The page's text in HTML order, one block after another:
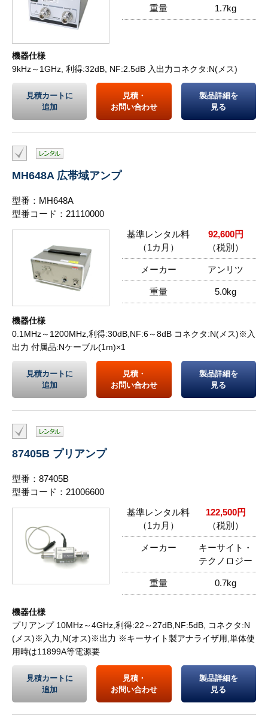
重量 1.7kg
機器仕様
9kHz～1GHz, 利得:32dB, NF:2.5dB 入出力コネクタ:N(メス)
見積カートに
追加
見積・
お問い合わせ
製品詳細を
見る
MH648A 広帯域アンプ
型番：MH648A
型番コード：21110000
基準レンタル料
（1カ月）
92,600円
（税別）
メーカー アンリツ
重量 5.0kg
機器仕様
0.1MHz～1200MHz,利得:30dB,NF:6～8dB コネクタ:N(メス)※入
出力 付属品:Nケーブル(1m)×1
見積カートに
追加
見積・
お問い合わせ
製品詳細を
見る
87405B プリアンプ
型番：87405B
型番コード：21006600
基準レンタル料
（1カ月）
122,500円
（税別）
メーカー
キーサイト・
テクノロジー
重量 0.7kg
機器仕様
プリアンプ 10MHz～4GHz,利得:22～27dB,NF:5dB, コネクタ:N
(メス)※入力,N(オス)※出力 ※キーサイト製アナライザ用,単体使
用時は11899A等電源要
見積カートに
追加
見積・
お問い合わせ
製品詳細を
見る